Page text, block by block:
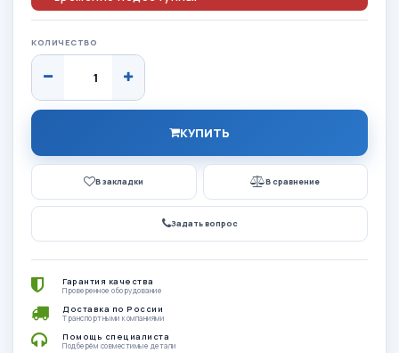
КОЛИЧЕСТВО
КУПИТЬ
В закладки В сравнение
Задать вопрос
Гарантия качества
Проверенное оборудование
Доставка по России
Транспортными компаниями
Помощь специалиста
Подберём совместимые детали